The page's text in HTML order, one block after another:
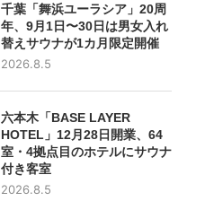
千葉「舞浜ユーラシア」20周
年、9月1日〜30日は男女入れ
替えサウナが1カ月限定開催
2026.8.5
六本木「BASE LAYER
HOTEL」12月28日開業、64
室・4拠点目のホテルにサウナ
付き客室
2026.8.5